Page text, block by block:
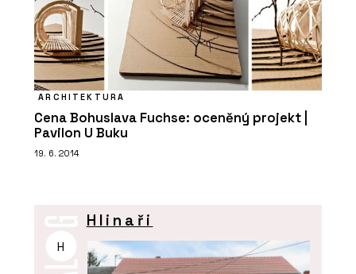
ARCHITEKTURA
Cena Bohuslava Fuchse: oceněný projekt |
Pavilon U Buku
19. 6. 2014
H
Hlinaři